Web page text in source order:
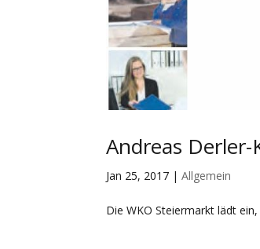
Andreas
Jan 25, 2017| Allgemein
Die WKO Steiermarkt lädt